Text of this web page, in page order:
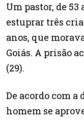
Um pastor, de 53
estuprar três
anos, que
Goiás. A prisão
(29).
De acordo com a
homem se